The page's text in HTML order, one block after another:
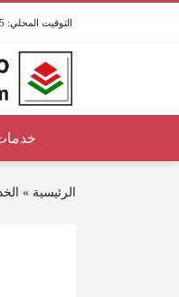
الرئيسية »